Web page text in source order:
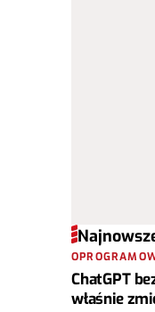
ChatGPT
właśnie